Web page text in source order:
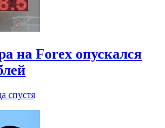
на Forex опускался
спустя